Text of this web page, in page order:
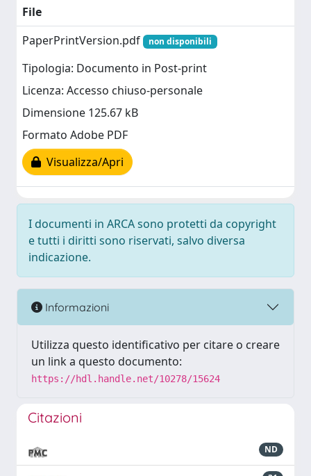
File
PaperPrintVersion.pdf
non disponibili
Tipologia: Documento in Post-print
Licenza: Accesso chiuso-personale
Dimensione 125.67 kB
Formato Adobe PDF
Visualizza/Apri
I documenti in ARCA sono protetti da copyright
e tutti i diritti sono riservati, salvo diversa
indicazione.
Informazioni
Utilizza questo identificativo per citare o creare
un link a questo documento:
https://hdl.handle.net/10278/15624
Citazioni
ND